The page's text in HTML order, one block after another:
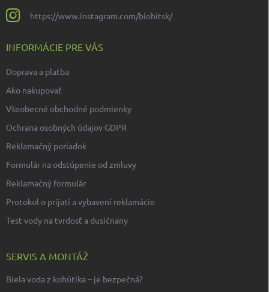
https://www.instagram.com/biohitsk/
INFORMÁCIE PRE VÁS
Doprava a platba
Ako nakupovať
Všeobecné obchodné podmienky
Ochrana osobných údajov GDPR
Reklamačný poriadok
Formulár na odstúpenie od zmluvy
Reklamačný formulár
Protokol o prijatí a vybavení reklamácie
Test vody na tvrdosť a dusičnany
SERVIS A MONTÁŽ
Biela voda z kohútika – je bezpečná?